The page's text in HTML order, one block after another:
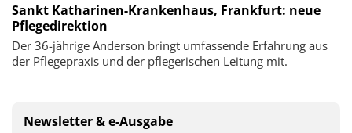
Sankt Katharinen-Krankenhaus, Frankfurt: neue
Pflegedirektion
Der 36-jährige Anderson bringt umfassende Erfahrung aus
der Pflegepraxis und der pflegerischen Leitung mit.
Newsletter & e-Ausgabe